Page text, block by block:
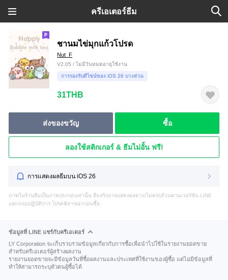
ครีเอเตอร์ธีม
ชานมไข่มุกแก้วโปรด
Nut_F
V2.05 / ไม่มีวันหมดอายุใช้งาน
การรองรับดีไซน์ของ iOS 26 บางส่วน
31THB
ส่งของขวัญ ซื้อ
ลองใช้สติกเกอร์ & ธีมไม่อั้น ฟรี!
การแสดงผลธีมบน iOS 26
ภาพในร้านธีมเป็นภาพประกอบเท่านั้น ธีมจริงอาจแสดงผลต่าง/ไม่ครบถ้วนตามเวอร์ชัน LINE
และระบบปฏิบัติการ โปรดพิจารณาก่อนซื้อ
ข้อมูลที่ LINE แชร์กับครีเอเตอร์
LY Corporation จะเก็บรวบรวมข้อมูลเกี่ยวกับการซื้อเพื่อนำไปใช้ในรายงานยอดขาย
สำหรับครีเอเตอร์ผู้สร้างผลงาน
รายงานยอดขายจะมีข้อมูลวันที่ซื้อผลงานและประเทศที่ใช้งานของผู้ซื้อ แต่ไม่มีข้อมูลที่
ทำให้สามารถระบุตัวตนผู้ซื้อได้